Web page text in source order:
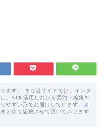
ます。 また当サイトでは、インタ
、AIを活用しながら要約・編集を
やすい形でお届けしています。参
とめて記載させて頂いております